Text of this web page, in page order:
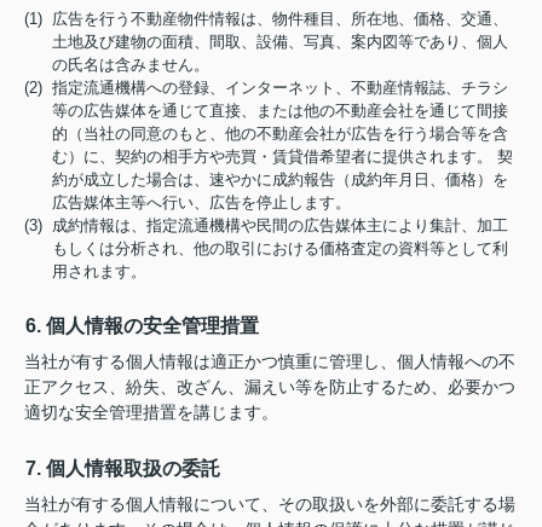
(1) 広告を行う不動産物件情報は、物件種目、所在地、価格、交通、
土地及び建物の面積、間取、設備、写真、案内図等であり、個人
の氏名は含みません。
(2) 指定流通機構への登録、インターネット、不動産情報誌、チラシ
等の広告媒体を通じて直接、または他の不動産会社を通じて間接
的（当社の同意のもと、他の不動産会社が広告を行う場合等を含
む）に、契約の相手方や売買・賃貸借希望者に提供されます。 契
約が成立した場合は、速やかに成約報告（成約年月日、価格）を
広告媒体主等へ行い、広告を停止します。
(3) 成約情報は、指定流通機構や民間の広告媒体主により集計、加工
もしくは分析され、他の取引における価格査定の資料等として利
用されます。
6. 個人情報の安全管理措置
当社が有する個人情報は適正かつ慎重に管理し、個人情報への不
正アクセス、紛失、改ざん、漏えい等を防止するため、必要かつ
適切な安全管理措置を講じます。
7. 個人情報取扱の委託
当社が有する個人情報について、その取扱いを外部に委託する場